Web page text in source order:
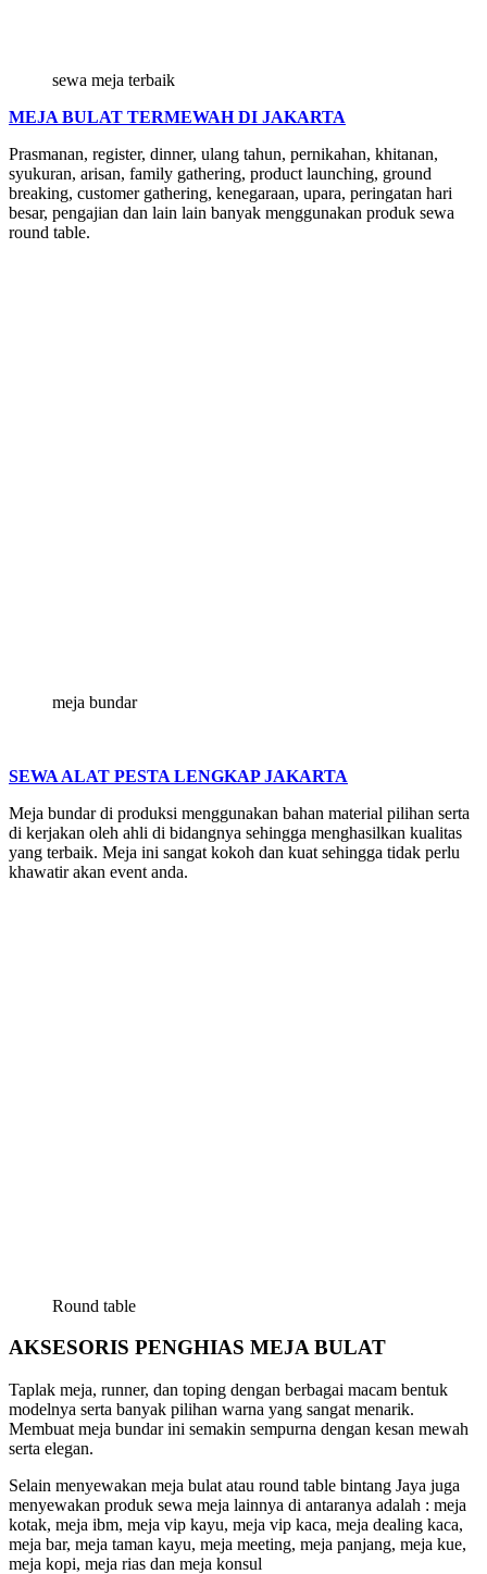
sewa meja terbaik
MEJA BULAT TERMEWAH DI JAKARTA
Prasmanan, register, dinner, ulang tahun, pernikahan, khitanan,
syukuran, arisan, family gathering, product launching, ground
breaking, customer gathering, kenegaraan, upara, peringatan hari
besar, pengajian dan lain lain banyak menggunakan produk sewa
round table.
meja bundar
SEWA ALAT PESTA LENGKAP JAKARTA
Meja bundar di produksi menggunakan bahan material pilihan serta
di kerjakan oleh ahli di bidangnya sehingga menghasilkan kualitas
yang terbaik. Meja ini sangat kokoh dan kuat sehingga tidak perlu
khawatir akan event anda.
Round table
AKSESORIS PENGHIAS MEJA BULAT
Taplak meja, runner, dan toping dengan berbagai macam bentuk
modelnya serta banyak pilihan warna yang sangat menarik.
Membuat meja bundar ini semakin sempurna dengan kesan mewah
serta elegan.
Selain menyewakan meja bulat atau round table bintang Jaya juga
menyewakan produk sewa meja lainnya di antaranya adalah : meja
kotak, meja ibm, meja vip kayu, meja vip kaca, meja dealing kaca,
meja bar, meja taman kayu, meja meeting, meja panjang, meja kue,
meja kopi, meja rias dan meja konsul